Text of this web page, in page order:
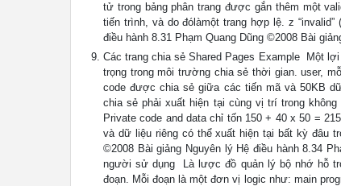
tử trong bảng phân trang được gắn thêm một
tiến trình, và do đólàmột trang hợp lệ. z
điều hành 8.31 Phạm Quang Dũng ©2008 Bài
Các trang chia sẻ Shared Pages Example  Một
trọng trong môi trường chia sẻ thời gian. user,
code được chia sẻ giữa các tiến mã và 50KB
chia sẻ phải xuất hiện tại cùng vị trí trong
Private code and data chỉ tốn 150 + 40 x 50 =
và dữ liệu riêng có thể xuất hiện tại bất kỳ đâu
©2008 Bài giảng Nguyên lý Hệ điều hành 8.34
người sử dụng  Là lược đồ quản lý bộ nhớ hỗ
đoạn. Mỗi đoạn là một đơn vị logic như: main